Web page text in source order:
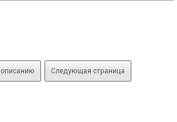
описанию Следующая страница